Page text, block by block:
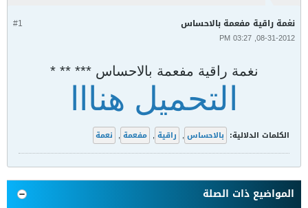
#1 نغمة راقية مفعمة بالاحساس
08-31-2012, 03:27 PM
نغمة راقية مفعمة بالاحساس *** ** *
التحميل هنااا
الكلمات الدلالية: بالاحساس , راقية , مفعمة , نعمة
المواضيع ذات الصلة